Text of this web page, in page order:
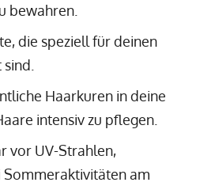
bewahren.
die speziell für deinen
Haarkuren in deine
intensiv zu pflegen.
vor UV-Strahlen,
Sommeraktivitäten am